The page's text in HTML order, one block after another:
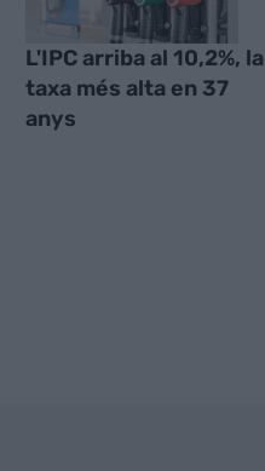
L'IPC arriba al 10,2%, la
taxa més alta en 37
anys